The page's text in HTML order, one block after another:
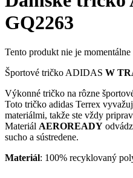
GQ2263
Tento produkt nie je
Športové tričko ADIDAS W
Výkonné tričko na rôzne
Toto tričko adidas Terrex
materiálmi, takže ste vždy
Materiál AEROREADY
sucho a sústredene.
Materiál: 100% recyklovaný